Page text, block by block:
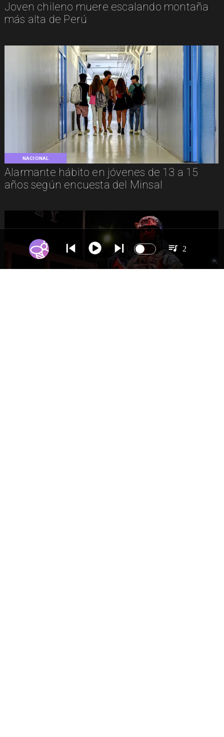
Joven chileno muere escalando montaña
más alta de Perú
NACIONAL
Alarmante hábito en jóvenes de 13 a 15
años según encuesta del Minsal
2